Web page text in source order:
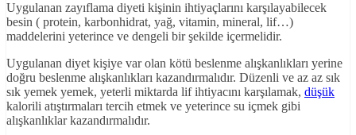
Uygulanan zayıflama diyeti kişinin ihtiyaçlarını karşılayabilecek
besin ( protein, karbonhidrat, yağ, vitamin, mineral, lif…)
maddelerini yeterince ve dengeli bir şekilde içermelidir.
Uygulanan diyet kişiye var olan kötü beslenme alışkanlıkları yerine
doğru beslenme alışkanlıkları kazandırmalıdır. Düzenli ve az az sık
sık yemek yemek, yeterli miktarda lif ihtiyacını karşılamak, düşük
kalorili atıştırmaları tercih etmek ve yeterince su içmek gibi
alışkanlıklar kazandırmalıdır.